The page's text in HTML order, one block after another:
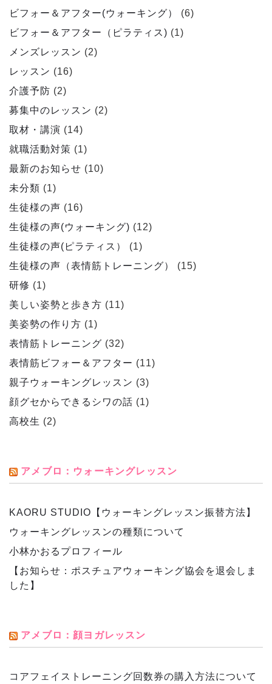
ビフォー＆アフター(ウォーキング）
(6)
ビフォー＆アフター（ピラティス) (1)
メンズレッスン (2)
レッスン (16)
介護予防 (2)
募集中のレッスン (2)
取材・講演 (14)
就職活動対策 (1)
最新のお知らせ (10)
未分類 (1)
生徒様の声 (16)
生徒様の声(ウォーキング) (12)
生徒様の声(ピラティス）
(1)
生徒様の声（表情筋トレーニング）
(15)
研修 (1)
美しい姿勢と歩き方 (11)
美姿勢の作り方 (1)
表情筋トレーニング (32)
表情筋ビフォー＆アフター (11)
親子ウォーキングレッスン (3)
顔グセからできるシワの話 (1)
高校生 (2)
アメブロ：ウォーキングレッスン
KAORU STUDIO【ウォーキングレッスン振替方法】
ウォーキングレッスンの種類について
小林かおるプロフィール
【お知らせ：ポスチュアウォーキング協会を退会しま
した】
アメブロ：顔ヨガレッスン
コアフェイストレーニング回数券の購入方法について